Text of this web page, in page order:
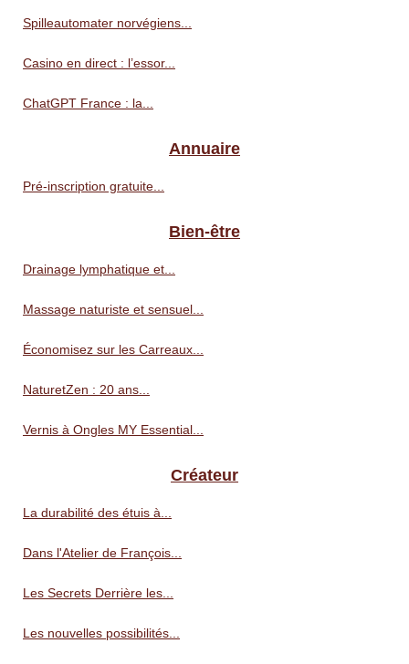
Spilleautomater norvégiens...
Casino en direct : l’essor...
ChatGPT France : la...
Annuaire
Pré‑inscription gratuite...
Bien-être
Drainage lymphatique et...
Massage naturiste et sensuel...
Économisez sur les Carreaux...
NaturetZen : 20 ans...
Vernis à Ongles MY Essential...
Créateur
La durabilité des étuis à...
Dans l'Atelier de François...
Les Secrets Derrière les...
Les nouvelles possibilités...